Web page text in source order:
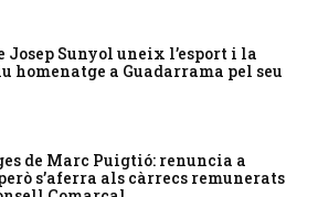
Sunyol uneix l’esport i la
homenatge a Guadarrama pel seu
de Marc Puigtió: renuncia a
s’aferra als càrrecs remunerats